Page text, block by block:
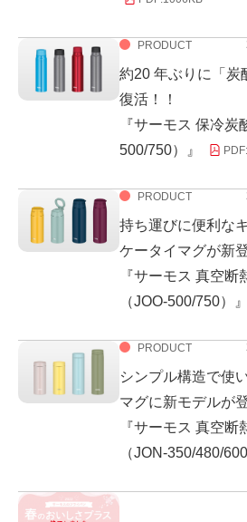
PRODUCT
約20 年ぶりに「炭
復活！！
『サーモス 保冷
500/750）』
PDF:
PRODUCT
持ち運びに便利な
ケータイマグが新
『サーモス 真空
（JOO-500/750）』
PRODUCT
シンプル構造で使
マグに新モデルが
『サーモス 真空
（JON-350/480/600